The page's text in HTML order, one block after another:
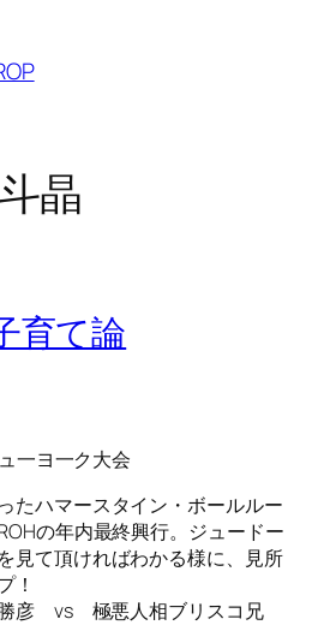
晶
育て論
一ヨ一ク大会
たハマースタイン・ボールルー
の年内最終興行。ジュードー
見て頂ければわかる様に、見所
！
彦 vs 極悪人相ブリスコ兄